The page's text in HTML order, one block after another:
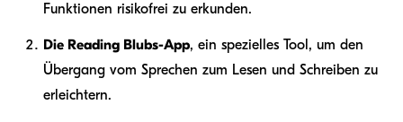
Funktionen risikofrei zu erkunden.
Die Reading Blubs-App, ein spezielles Tool, um den
Übergang vom Sprechen zum Lesen und Schreiben zu
erleichtern.